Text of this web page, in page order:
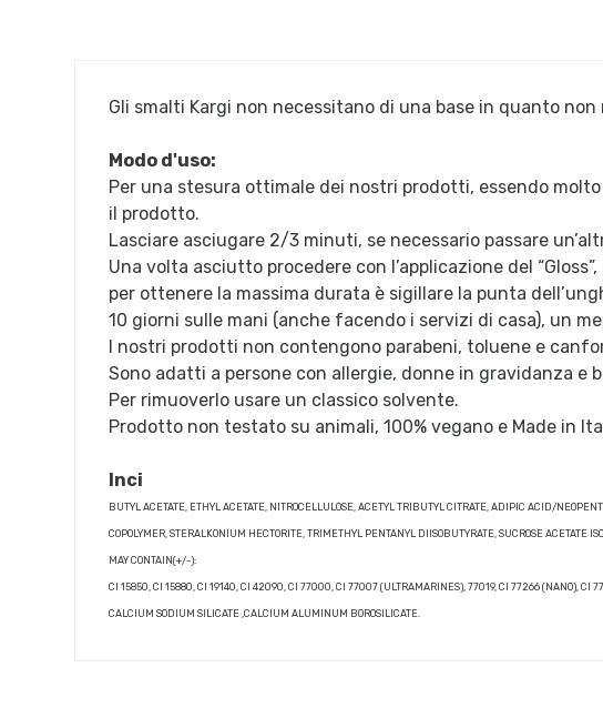
Gli smalti Kargi non necessitano di una base in quanto
Modo d'uso:
Per una stesura ottimale dei nostri prodotti, essendo
il prodotto.
Lasciare asciugare 2/3 minuti, se necessario passare
Una volta asciutto procedere con l’applicazione del “Gloss
per ottenere la massima durata è sigillare la punta
10 giorni sulle mani (anche facendo i servizi di casa), un
I nostri prodotti non contengono parabeni, toluene e
Sono adatti a persone con allergie, donne in gravidanza e
Per rimuoverlo usare un classico solvente.
Prodotto non testato su animali, 100% vegano e Made in
Inci
BUTYL ACETATE, ETHYL ACETATE, NITROCELLULOSE, ACETYL TRIBUTYL CITRATE, ADIPIC ACID/
COPOLYMER, STERALKONIUM HECTORITE, TRIMETHYL PENTANYL DIISOBUTYRATE, SUCROSE ACETATE
MAY CONTAIN(+/-):
CI 15850, CI 15880, CI 19140, CI 42090, CI 77000, CI 77007 (ULTRAMARINES), 77019, CI 77266 (NANO), CI
CALCIUM SODIUM SILICATE ,CALCIUM ALUMINUM BOROSILICATE.